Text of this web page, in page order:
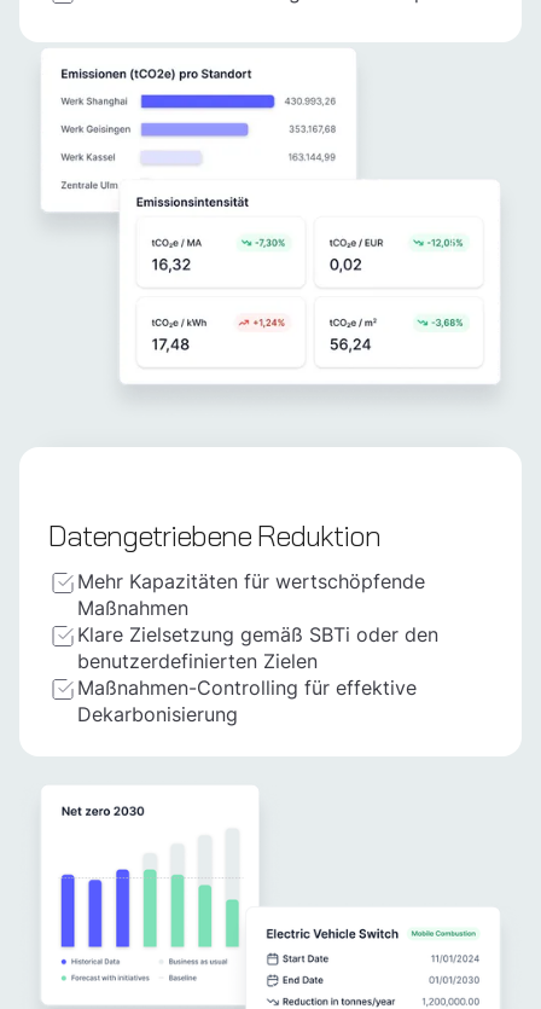
Datengetriebene Reduktion
Mehr Kapazitäten für wertschöpfende
Maßnahmen
Klare Zielsetzung gemäß SBTi oder den
benutzerdefinierten Zielen
Maßnahmen-Controlling für effektive
Dekarbonisierung